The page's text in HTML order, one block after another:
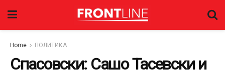
Home ПОЛИТИКА
Спасовски: Сашо Тасевски и